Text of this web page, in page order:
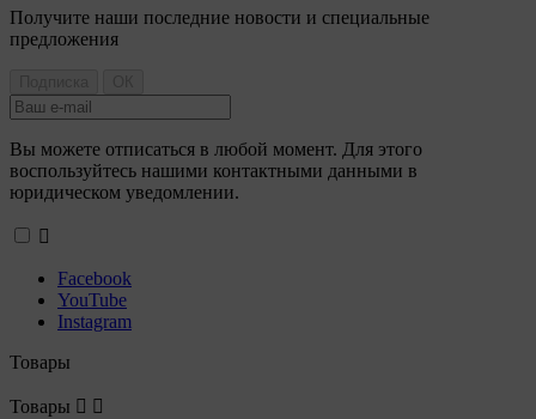
Получите наши последние новости и специальные
предложения
Вы можете отписаться в любой момент. Для этого
воспользуйтесь нашими контактными данными в
юридическом уведомлении.

Facebook
YouTube
Instagram
Товары
Товары  